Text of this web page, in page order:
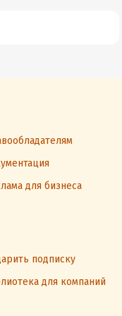
для бизнеса
подписку
для компаний